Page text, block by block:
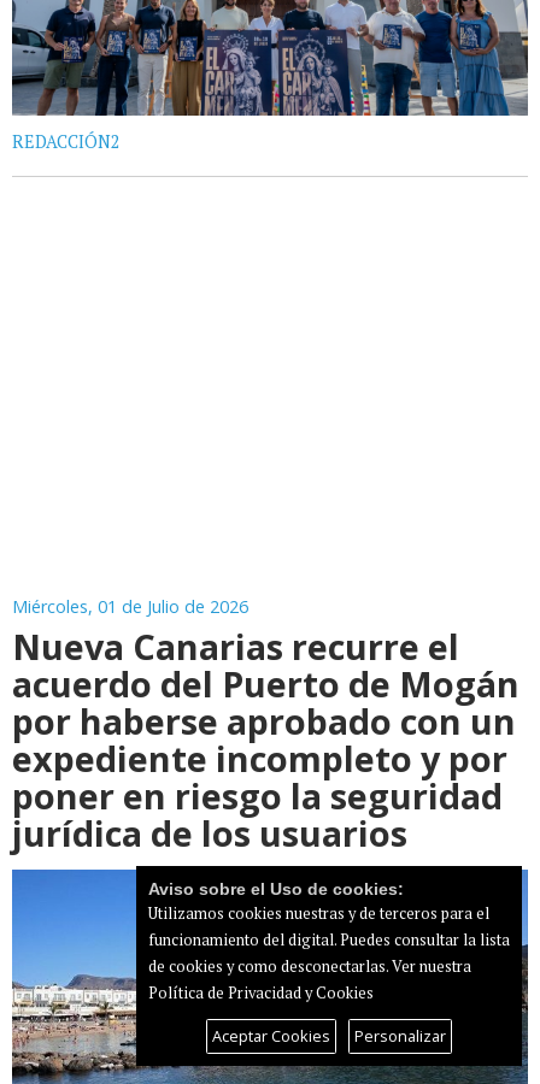
REDACCIÓN2
Miércoles, 01 de Julio de 2026
Nueva Canarias recurre el
acuerdo del Puerto de Mogán
por haberse aprobado con un
expediente incompleto y por
poner en riesgo la seguridad
jurídica de los usuarios
Aviso sobre el Uso de cookies:
Utilizamos cookies nuestras y de terceros para el
funcionamiento del digital. Puedes consultar la lista
de cookies y como desconectarlas.Ver nuestra
Política de Privacidad y Cookies
Aceptar Cookies Personalizar